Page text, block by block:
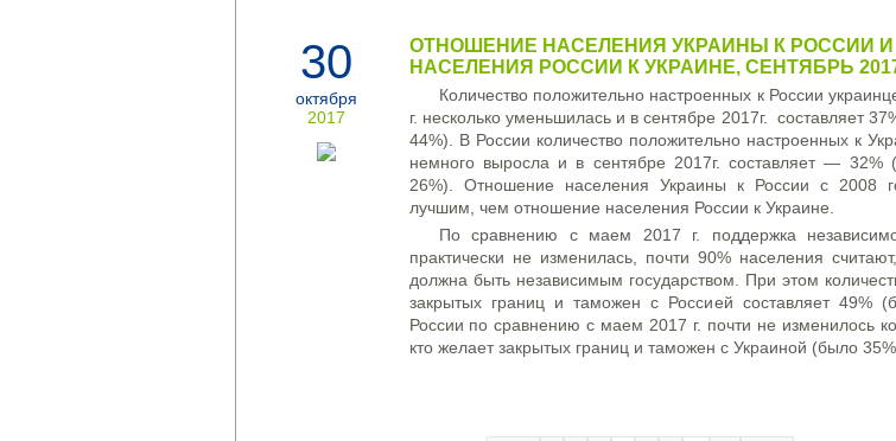
30
октября
2017
ОТНОШЕНИЕ НАСЕЛЕНИЯ УКРАИНЫ К РОССИИ И
НАСЕЛЕНИЯ РОССИИ К УКРАИНЕ, СЕНТЯБРЬ
Количество положительно настроенных к России
г. несколько уменьшилась и в сентябре 2017г. составляет
44%). В России количество положительно настроенных к
немного выросла и в сентябре 2017г. составляет —
26%). Отношение населения Украины к России с 2008
лучшим, чем отношение населения России к Украине.
По сравнению с маем 2017 г. поддержка
практически не изменилась, почти 90% населения
должна быть независимым государством. При этом
закрытых границ и таможен с Россией составляет 49%
России по сравнению с маем 2017 г. почти не изменилось
кто желает закрытых границ и таможен с Украиной (было 35%